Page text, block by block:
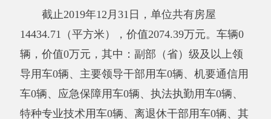
核算单位按有关规定上缴的收入。
业收入”、“经营收入”、“附属单位上缴收入”等之
外取得的收入。
用事业基金弥补收支差额：指事业单位在当